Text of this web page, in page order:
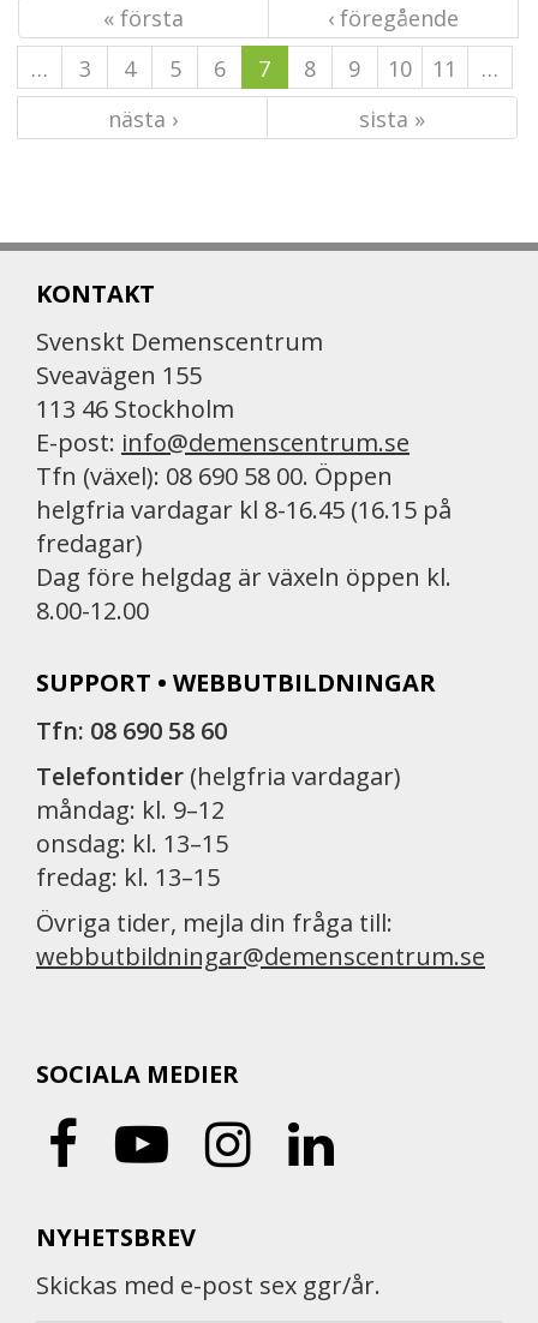
« första
‹ föregående
…
3 4 5 6 7 8 9 10 11
…
nästa ›
sista »
KONTAKT
Svenskt Demenscentrum
Sveavägen 155
113 46 Stockholm
E-post: info@demenscentrum.se
Tfn (växel): 08 690 58 00. Öppen
helgfria vardagar kl 8-16.45 (16.15 på
fredagar)
Dag före helgdag är växeln öppen kl.
8.00-12.00
SUPPORT • WEBBUTBILDNINGAR
Tfn: 08 690 58 60
Telefontider (helgfria vardagar)
måndag: kl. 9–12
onsdag: kl. 13–15
fredag: kl. 13–15
Övriga tider, mejla din fråga till:
webbutbildningar@demenscentrum.se
SOCIALA MEDIER
NYHETSBREV
Skickas med e-post sex ggr/år.